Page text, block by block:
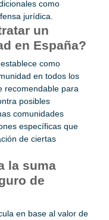
como
jurídica.
un
en España?
como
en todos los
recomendable para
posibles
comunidades
específicas que
de ciertas
la suma
de
en base al valor de